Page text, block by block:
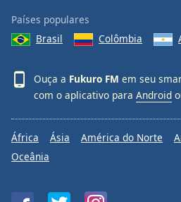
Países populares
Brasil
Colômbia
Ouça a Fukuro FM em seu
com o aplicativo para Android
África Ásia América do Norte
Oceânia